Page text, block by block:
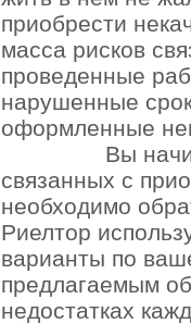
приобрести
масса рисков
проведенные
нарушенные
оформленные
Вы
связанных с
необходимо
Риелтор
варианты по
предлагаемым
недостатках